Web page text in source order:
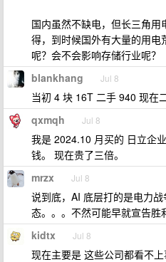
国内虽然不缺电，但长三角
得，到时候国外有大量的用
呢？会不会影响存储行业呢？
blankhang Jul 8
当初 4 块 16T 二手 940 现在
qxmqh Jul 8
我是 2024.10 月买的 日立企
钱。 现在贵了三倍。
mrzx Jul 8
说到底，AI 底层打的是电力
态。。。不然可能早就宣告胜
kidtx Jul 8
现在主要是 这些公司都看不